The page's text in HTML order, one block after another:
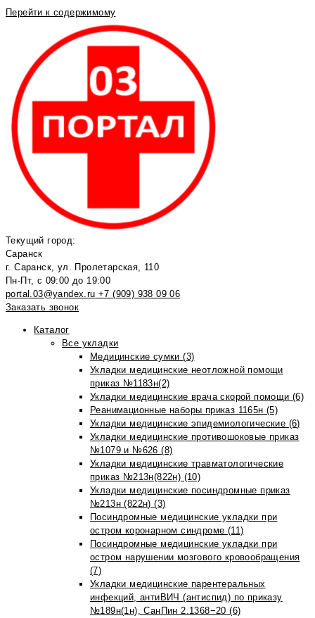
Перейти к содержимому
Текущий город:
Саранск
г. Саранск, ул. Пролетарская, 110
Пн-Пт, с 09:00 до 19:00
portal.03@yandex.ru +7 (909) 938 09 06
Заказать звонок
Каталог
Все укладки
Медицинские сумки (3)
Укладки медицинские неотложной помощи
приказ №1183н(2)
Укладки медицинские врача скорой помощи (6)
Реанимационные наборы приказ 1165н (5)
Укладки медицинские эпидемиологические (6)
Укладки медицинские противошоковые приказ
№1079 и №626 (8)
Укладки медицинские травматологические
приказ №213н(822н) (10)
Укладки медицинские посиндромные приказ
№213н (822н) (3)
Посиндромные медицинские укладки при
остром коронарном синдроме (11)
Посиндромные медицинские укладки при
остром нарушении мозгового кровообращения
(7)
Укладки медицинские парентеральных
инфекций, антиВИЧ (антиспид) по приказу
№189н(1н), СанПин 2.1368−20 (6)